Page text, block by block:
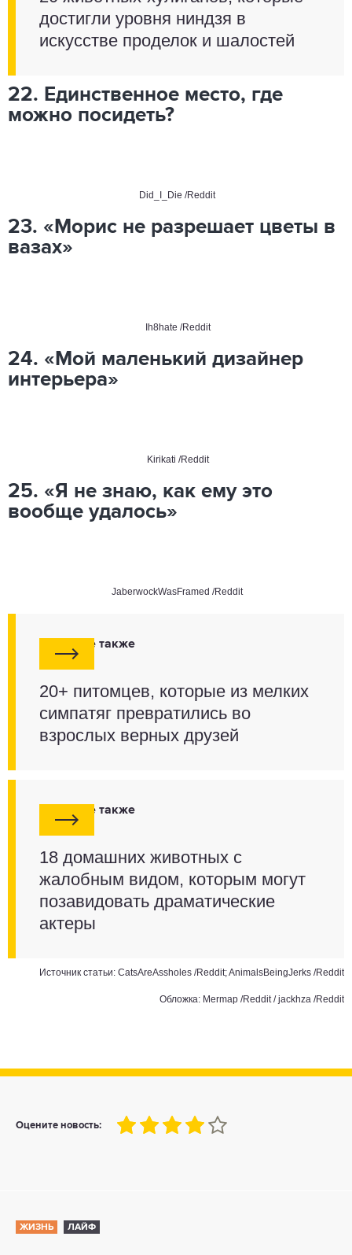
достигли уровня ниндзя в
искусстве проделок и шалостей
22. Единственное место, где
можно посидеть?
Did_I_Die /Reddit
23. «Морис не разрешает цветы в
вазах»
Ih8hate /Reddit
24. «Мой маленький дизайнер
интерьера»
Kirikati /Reddit
25. «Я не знаю, как ему это
вообще удалось»
JaberwockWasFramed /Reddit
Смотрите также
20+ питомцев, которые из мелких
симпатяг превратились во
взрослых верных друзей
Смотрите также
18 домашних животных с
жалобным видом, которым могут
позавидовать драматические
актеры
Источник статьи: CatsAreAssholes /Reddit;AnimalsBeingJerks /Reddit
Обложка: Mermap /Reddit / jackhza /Reddit
Оцените новость:
80
1 2 3 4 5
ЖИЗНЬ ЛАЙФ